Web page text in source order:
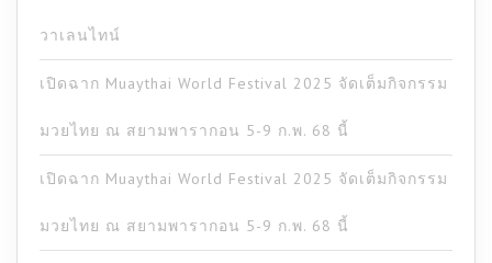
วาเลนไทน์
เปิดฉาก Muaythai World Festival 2025 จัดเต็มกิจกรรม
มวยไทย ณ สยามพารากอน 5-9 ก.พ. 68 นี้
เปิดฉาก Muaythai World Festival 2025 จัดเต็มกิจกรรม
มวยไทย ณ สยามพารากอน 5-9 ก.พ. 68 นี้